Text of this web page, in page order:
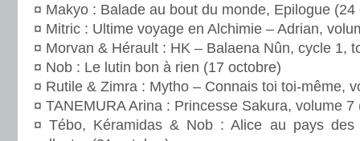
¤ Makyo : Balade au bout du monde, Epilogue (24
¤ Mitric : Ultime voyage en Alchimie – Adrian,
¤ Morvan & Hérault : HK – Balaena Nûn, cycle 1,
¤ Nob : Le lutin bon à rien (17 octobre)
¤ Rutile & Zimra : Mytho – Connais toi toi-même,
¤ TANEMURA Arina : Princesse Sakura, volume 7
¤ Tébo, Kéramidas & Nob : Alice au pays des